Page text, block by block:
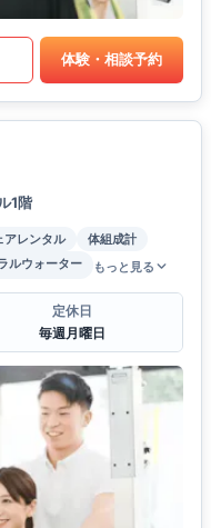
体験・相談予約
1階
アレンタル
体組成計
ルウォーター もっと見る
定休日
毎週月曜日